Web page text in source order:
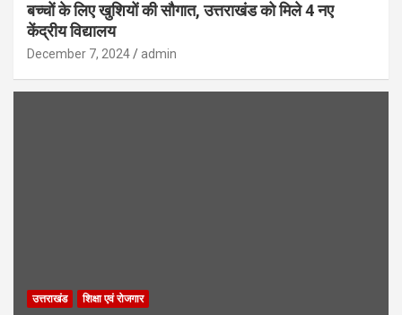
बच्चों के लिए खुशियों की सौगात, उत्तराखंड को मिले 4 नए
केंद्रीय विद्यालय
December 7, 2024 admin
उत्तराखंड शिक्षा एवं रोजगार